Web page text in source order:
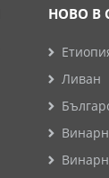
НОВО В
Ливан